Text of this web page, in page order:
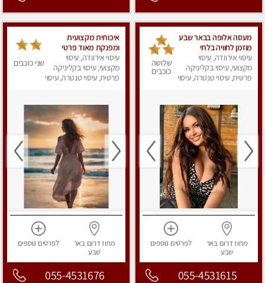
מעסה אלופה בבאר שבע
מוזמן לחוויה בלתי
נשכחת!!!עיסוי מפנק
ביותר במקום פרטי
לחלוטין!
עיסוי אירוודה, עיסוי
מקצועי, עיסוי בקליניקה
פרטית, עיסוי טנטרה, עיסוי
שלושה
כוכבים
מחוז דרום באר
שבע
לפרטים נוספים
055-4531615
איכותית מקצועית
ומפנקת מאוד פרטי
עיסוי אירוודה, עיסוי
מקצועי, עיסוי בקליניקה
פרטית, עיסוי טנטרה, עיסוי
שני כוכבים
מחוז דרום באר
שבע
לפרטים נוספים
055-4531676